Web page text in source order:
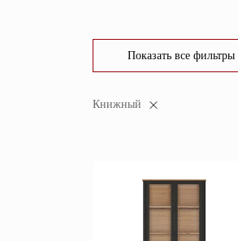
Комоды
Матрасы
Показать все фильтры
Книжный